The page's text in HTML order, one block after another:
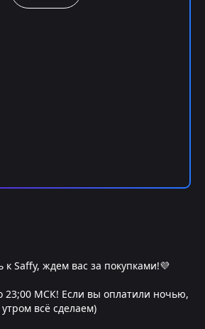
к Saffy, ждем вас за покупками!💜
23;00 МСК! Если вы оплатили ночью,
всё сделаем)